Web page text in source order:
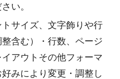
い。
サイズ、文字飾りや行
含む）・行数、ページ
アウトその他フォーマ
みにより変更・調整し